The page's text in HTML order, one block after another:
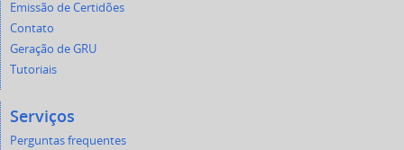
Emissão de Certidões
Contato
Geração de GRU
Tutoriais
Serviços
Perguntas frequentes